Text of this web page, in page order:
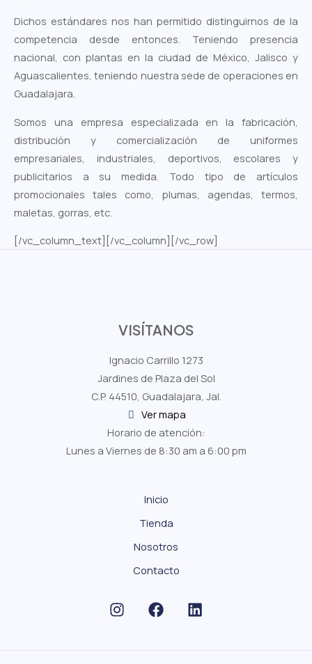
Dichos estándares nos han permitido distinguirnos de la
competencia desde entonces. Teniendo presencia
nacional, con plantas en la ciudad de México, Jalisco y
Aguascalientes, teniendo nuestra sede de operaciones en
Guadalajara.
Somos una empresa especializada en la fabricación,
distribución y comercialización de uniformes
empresariales, industriales, deportivos, escolares y
publicitarios a su medida. Todo tipo de artículos
promocionales tales como, plumas, agendas, termos,
maletas, gorras, etc.
[/vc_column_text][/vc_column][/vc_row]
VISÍTANOS
Ignacio Carrillo 1273
Jardines de Plaza del Sol
C.P. 44510, Guadalajara, Jal.
Ver mapa
Horario de atención:
Lunes a Viernes de 8:30 am a 6:00 pm
Inicio
Tienda
Nosotros
Contacto